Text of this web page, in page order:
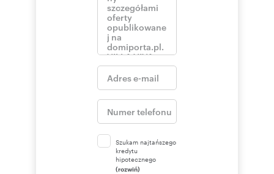
Szukam najtańszego
kredytu
hipotecznego
(rozwiń)